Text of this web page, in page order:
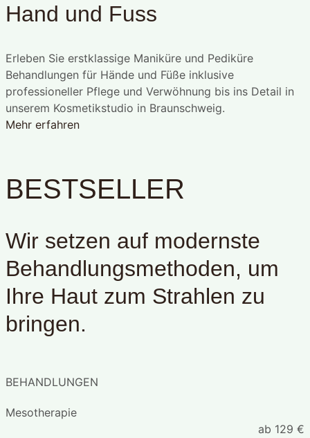
Hand und Fuss
Erleben Sie erstklassige Maniküre und Pediküre
Behandlungen für Hände und Füße inklusive
professioneller Pflege und Verwöhnung bis ins Detail in
unserem Kosmetikstudio in Braunschweig.
Mehr erfahren
BESTSELLER
Wir setzen auf modernste
Behandlungsmethoden, um
Ihre Haut zum Strahlen zu
bringen.
BEHANDLUNGEN
Mesotherapie
ab 129 €